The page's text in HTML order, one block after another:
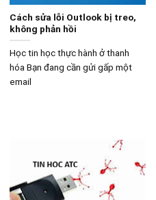
Cách sửa lỗi Outlook bị treo,
không phản hồi
Học tin học thực hành ở thanh
hóa Bạn đang cần gửi gấp một
email